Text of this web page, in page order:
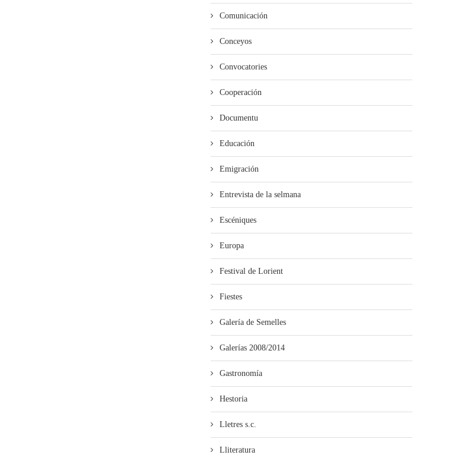
Comunicación
Conceyos
Convocatories
Cooperación
Documentu
Educación
Emigración
Entrevista de la selmana
Escéniques
Europa
Festival de Lorient
Fiestes
Galería de Semelles
Galerías 2008/2014
Gastronomía
Hestoria
Lletres s.c.
Lliteratura